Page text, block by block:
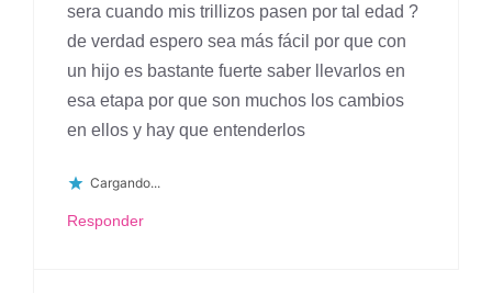
sera cuando mis trillizos pasen por tal edad ?
de verdad espero sea más fácil por que con
un hijo es bastante fuerte saber llevarlos en
esa etapa por que son muchos los cambios
en ellos y hay que entenderlos
Cargando...
Responder